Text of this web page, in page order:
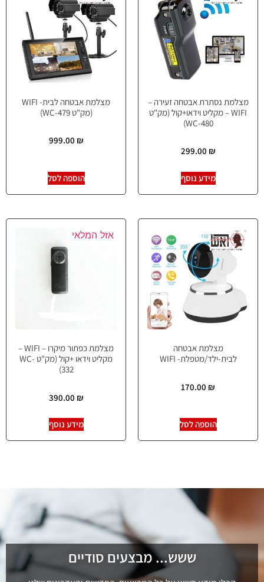
מצלמת נסתרת אבטחה זעירה –
WIFI – מקליט וידאו+קול (מק"ט
WC-480)
299.00 ₪
מידע נוסף
מצלמת אבטחה לבית- WIFI
(מק"ט WC-479)
999.00 ₪
הוספה לסל
מצלמת אבטחה
לבית-ילד/מטפלת- WIFI
170.00 ₪
הוספה לסל
אזל המלאי
מצלמת כפתור מיקרו – WIFI –
מקליט וידאו +קול (מק"ט WC-
332)
390.00 ₪
מידע נוסף
ששש... מבצעים סודיים